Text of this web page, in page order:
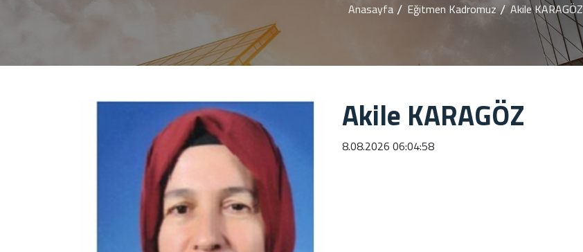
Anasayfa Eğitmen Kadromuz Akile KARAGÖZ
Akile KARAGÖZ
8.08.2026 06:04:58